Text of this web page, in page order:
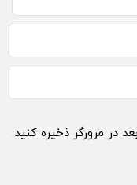
در مرورگر ذخیره کنید.